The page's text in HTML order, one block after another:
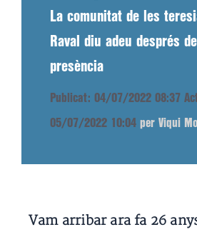
La comunitat de les
Raval diu adeu després
presència
Publicat: 04/07/2022 08:37
05/07/2022 10:04 per Viqui
Vam arribar ara fa 26